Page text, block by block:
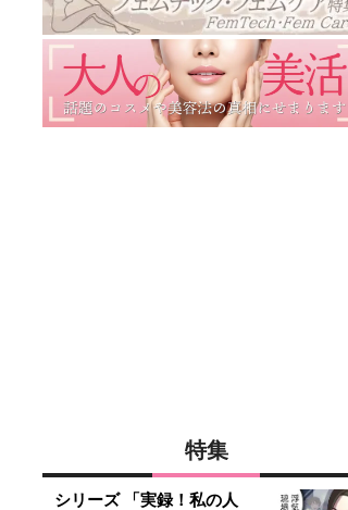
特集
シリーズ 「実録！私の人